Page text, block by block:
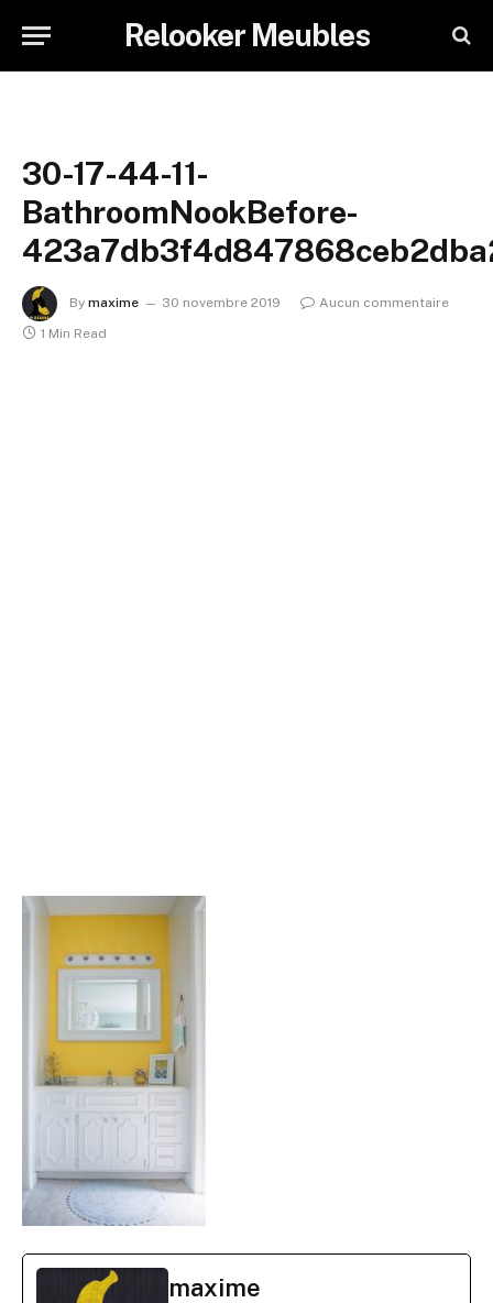
Relooker Meubles
30-17-44-11-
BathroomNookBefore-
By maxime 30 novembre 2019
Aucun commentaire
1 Min Read
maxime